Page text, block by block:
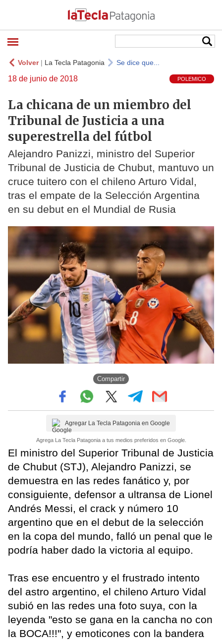
Volver| La Tecla Patagonia Se dice que...
18 de junio de 2018 POLEMICO
La chicana de un miembro del
Tribunal de Justicia a una
superestrella del fútbol
Alejandro Panizzi, ministro del Superior
Tribunal de Justicia de Chubut, mantuvo un
cruce tuitero con el chileno Arturo Vidal,
tras el empate de la Selección Argentina
en su debut en el Mundial de Rusia
Compartir
Agregar La Tecla Patagonia en Google
Agrega La Tecla Patagonia a tus medios preferidos en Google.
El ministro del Superior Tribunal de Justicia
de Chubut (STJ), Alejandro Panizzi, se
demuestra en las redes fanático y, por
consiguiente, defensor a ultransa de Lionel
Andrés Messi, el crack y número 10
argentino que en el debut de la selección
en la copa del mundo, falló un penal que le
podría haber dado la victoria al equipo.
Tras ese encuentro y el frustrado intento
del astro argentino, el chileno Arturo Vidal
subió en las redes una foto suya, con la
leyenda "esto se gana en la cancha no con
la BOCA!!!", y emoticones con la bandera